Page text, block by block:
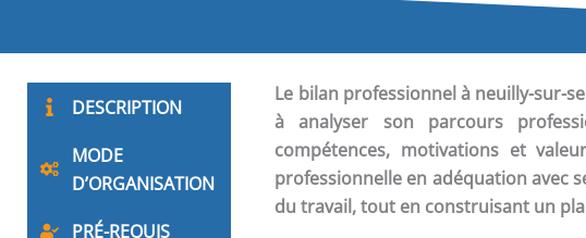
DESCRIPTION
MODE
D’ORGANISATION
PRÉ-REQUIS
Le bilan professionnel à neuilly-sur-
à analyser son parcours
compétences, motivations et
professionnelle en adéquation avec
du travail, tout en construisant un